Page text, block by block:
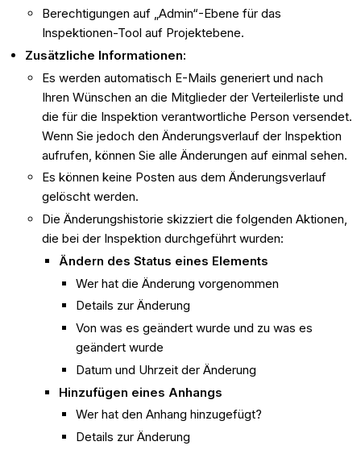
Berechtigungen auf „Admin“-Ebene für das
Inspektionen-Tool auf Projektebene.
Zusätzliche Informationen:
Es werden automatisch E-Mails generiert und nach
Ihren Wünschen an die Mitglieder der Verteilerliste und
die für die Inspektion verantwortliche Person versendet.
Wenn Sie jedoch den Änderungsverlauf der Inspektion
aufrufen, können Sie alle Änderungen auf einmal sehen.
Es können keine Posten aus dem Änderungsverlauf
gelöscht werden.
Die Änderungshistorie skizziert die folgenden Aktionen,
die bei der Inspektion durchgeführt wurden:
Ändern des Status eines Elements
Wer hat die Änderung vorgenommen
Details zur Änderung
Von was es geändert wurde und zu was es
geändert wurde
Datum und Uhrzeit der Änderung
Hinzufügen eines Anhangs
Wer hat den Anhang hinzugefügt?
Details zur Änderung